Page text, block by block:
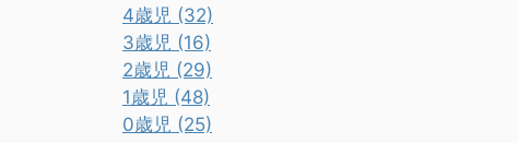
4歳児 (32)
3歳児 (16)
2歳児 (29)
1歳児 (48)
0歳児 (25)